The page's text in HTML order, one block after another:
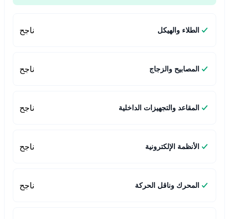
الطلاء والهيكل ناجح
المصابيح والزجاج ناجح
المقاعد والتجهيزات الداخلية ناجح
الأنظمة الإلكترونية ناجح
المحرك وناقل الحركة ناجح